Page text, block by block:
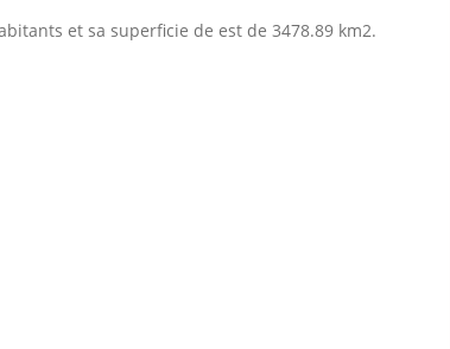
et sa superficie de est de 3478.89 km2.